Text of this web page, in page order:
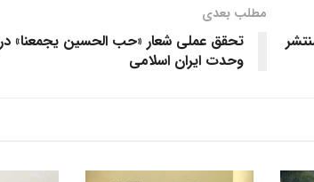
مطلب بعدی
تحقق عملی شعار «حب الحسین یجمعنا»
وحدت ایران اسلامی